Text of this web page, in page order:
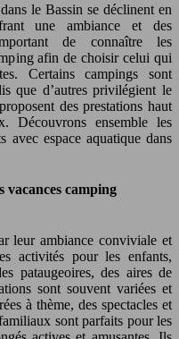
le Bassin se déclinent en
une ambiance et des
de connaître les
afin de choisir celui qui
Certains campings sont
que d’autres privilégient le
des prestations haut
Découvrons ensemble les
avec espace aquatique dans
camping
leur ambiance conviviale et
activités pour les enfants,
pataugeoires, des aires de
sont souvent variées et
à thème, des spectacles et
sont parfaits pour les